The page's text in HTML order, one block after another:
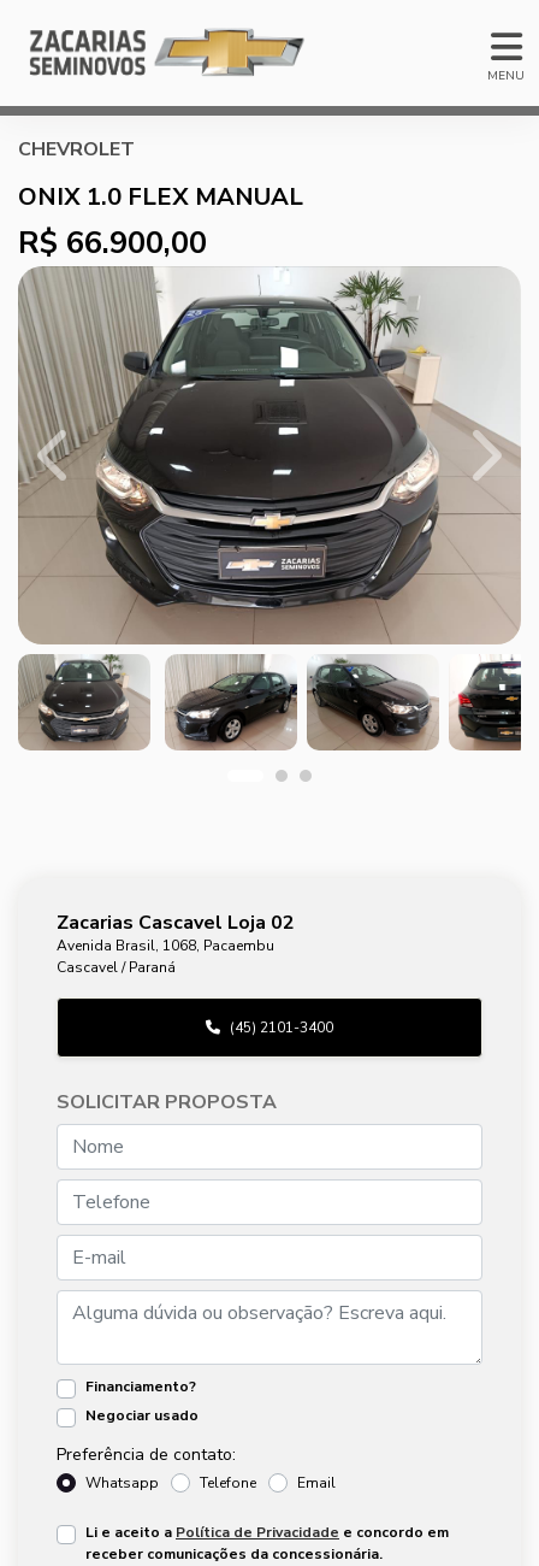
MENU
CHEVROLET
ONIX 1.0 FLEX MANUAL
R$ 66.900,00
Previous Next
Zacarias Cascavel Loja 02
Avenida Brasil, 1068, Pacaembu
Cascavel / Paraná
(45) 2101-3400
SOLICITAR PROPOSTA
Financiamento?
Negociar usado
Preferência de contato:
Whatsapp Telefone Email
Li e aceito a Política de Privacidade e concordo em
receber comunicações da concessionária.